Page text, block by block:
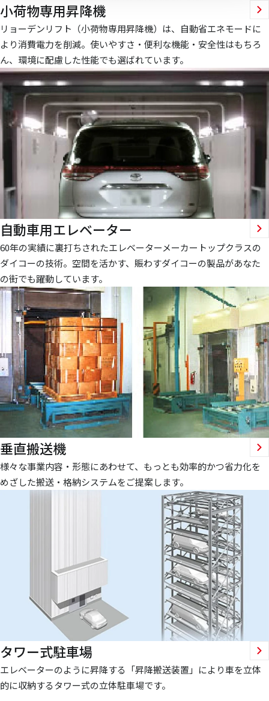
小荷物専用昇降機
リョーデンリフト（小荷物専用昇降機）は、自動省エネモードに
より消費電力を削減。使いやすさ・便利な機能・安全性はもちろ
ん、環境に配慮した性能でも選ばれています。
自動車用エレベーター
60年の実績に裏打ちされたエレベーターメーカートップクラスの
ダイコーの技術。空間を活かす、賑わすダイコーの製品があなた
の街でも躍動しています。
垂直搬送機
様々な事業内容・形態にあわせて、もっとも効率的かつ省力化を
めざした搬送・格納システムをご提案します。
タワー式駐車場
エレベーターのように昇降する「昇降搬送装置」により車を立体
的に収納するタワー式の立体駐車場です。